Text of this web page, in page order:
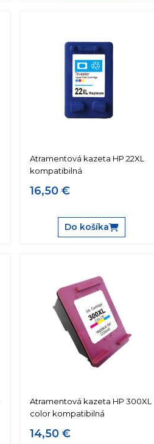
Atramentová kazeta HP 22XL
kompatibilná
16,50 €
Do košíka
Atramentová kazeta HP 300XL
color kompatibilná
14,50 €